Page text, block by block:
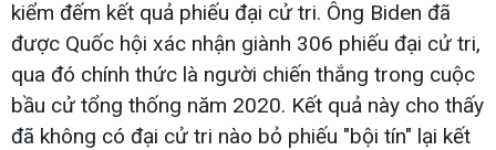
kiểm đếm kết quả phiếu đại cử tri. Ông Biden đã
được Quốc hội xác nhận giành 306 phiếu đại cử tri,
qua đó chính thức là người chiến thắng trong cuộc
bầu cử tổng thống năm 2020. Kết quả này cho thấy
đã không có đại cử tri nào bỏ phiếu "bội tín" lại kết